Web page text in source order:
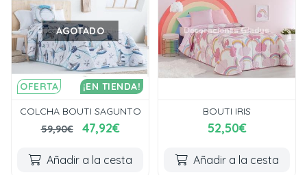
OFERTA ¡EN TIENDA!
AGOTADO
COLCHA BOUTI SAGUNTO
59,90€
47,92€
Añadir a la cesta
BOUTI IRIS
52,50€
Añadir a la cesta